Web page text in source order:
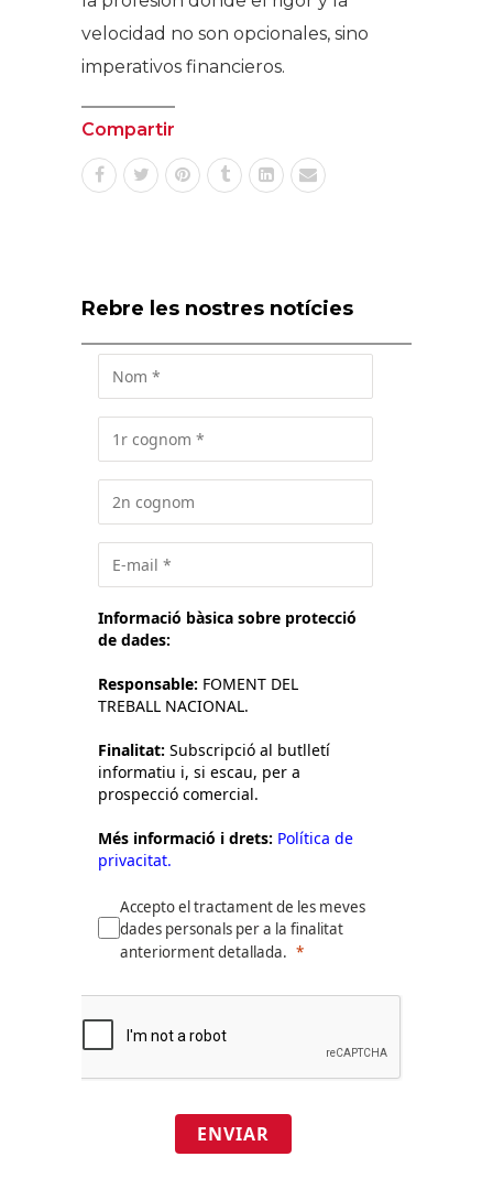
velocidad no son opcionales, sino
imperativos financieros.
Compartir
Rebre les nostres notícies
Informació bàsica sobre protecció
de dades:
Responsable: FOMENT DEL
TREBALL NACIONAL.
Finalitat: Subscripció al butlletí
informatiu i, si escau, per a
prospecció comercial.
Més informació i drets: Política de
privacitat.
Accepto el tractament de les meves
dades personals per a la finalitat
anteriorment detallada.
ENVIAR